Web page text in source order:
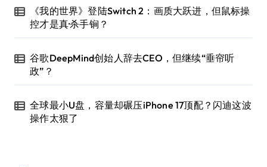
《我的世界》登陆Switch 2：画质大跃进，但鼠标操
控才是真·杀手锏？
谷歌DeepMind创始人辞去CEO，但继续“垂帘听
政”？
全球最小U盘，容量却碾压iPhone 17顶配？闪迪这波
操作太狠了